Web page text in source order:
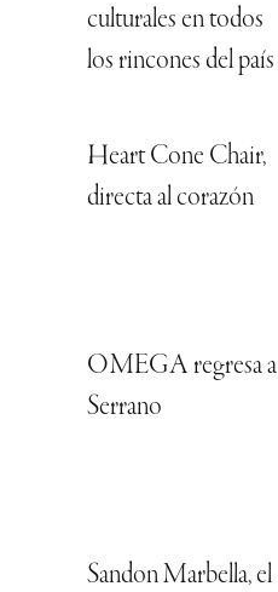
culturales en todos
los rincones del país
Heart Cone Chair,
directa al corazón
OMEGA regresa a
Serrano
Sandon Marbella, el